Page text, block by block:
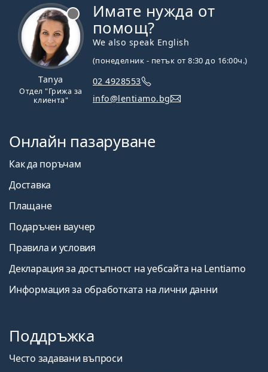
Tanya
Отдел "Грижа за
клиента"
Имате нужда от
помощ?
We also speak English
(понеделник - петък от 8:30 до 16:00ч.)
02 4928553
info@lentiamo.bg
Онлайн пазаруване
Как да поръчам
Доставка
Плащане
Подаръчен ваучер
Правила и условия
Декларация за достъпност на уебсайта на Lentiamo
Информация за обработката на лични данни
Поддръжка
Често задавани въпроси